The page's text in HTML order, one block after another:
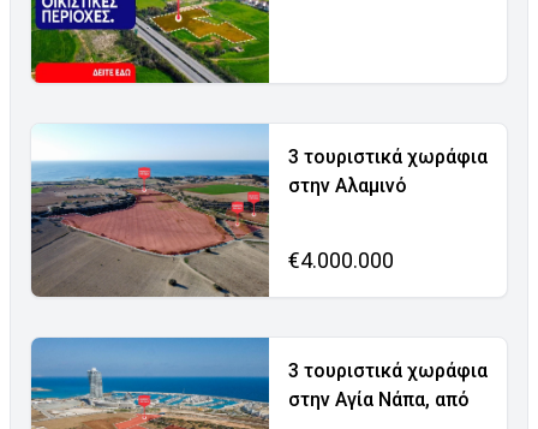
3 τουριστικά χωράφια
στην Αλαμινό
€4.000.000
3 τουριστικά χωράφια
στην Αγία Νάπα, από